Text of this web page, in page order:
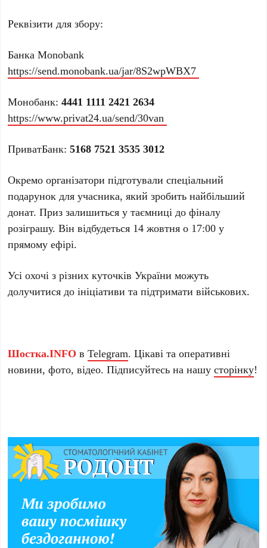
Реквізити для збору:
Банка Monobank
https://send.monobank.ua/jar/8S2wpWBX7
Монобанк:4441 1111 2421 2634
https://www.privat24.ua/send/30van
ПриватБанк:5168 7521 3535 3012
Окремо організатори підготували спеціальний
подарунок для учасника, який зробить найбільший
донат. Приз залишиться у таємниці до фіналу
розіграшу. Він відбудеться 14 жовтня о 17:00 у
прямому ефірі.
Усі охочі з різних куточків України можуть
долучитися до ініціативи та підтримати військових.
Шостка.INFO вTelegram. Цікаві та оперативні
новини, фото, відео. Підписуйтесь на нашусторінку!